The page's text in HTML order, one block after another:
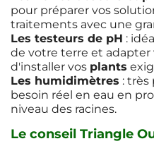
pour préparer vos
traitements avec une
Les testeurs de pH :
de votre terre et
d'installer vos plants
Les humidimètres : très
besoin réel en eau en
niveau des racines.
Le conseil Triangle